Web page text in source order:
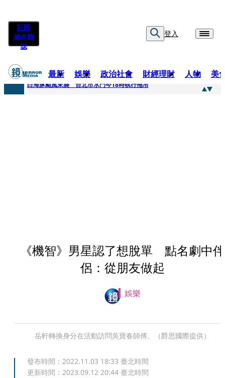
訂閱
紙本雜
誌
登入
最新 娛樂 政治社會 財經理財 人物 美
快訊
白海豚颱風來襲 台北市水門今18時執行拖吊
《機智》男星認了想脫單 點名劇中伴
侶：從朋友做起
娛樂
岳軒轉換身分在活動訪問吳寶春師傅。（爵思國際提供）
發布時間： 2022.11.03 18:33 臺北時間
更新時間： 2023.09.12 20:44 臺北時間